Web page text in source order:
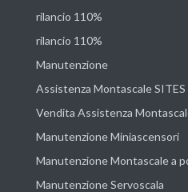
rilancio 110%
rilancio 110%
Manutenzione
Assistenza Montascale SITES
Vendita Assistenza
Manutenzione Miniascensori
Manutenzione Montascale a
Manutenzione Servoscala